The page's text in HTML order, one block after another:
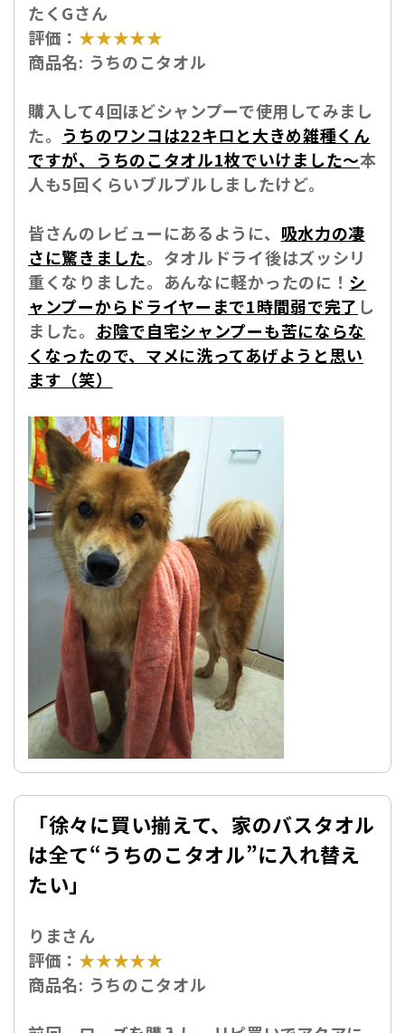
たくGさん
評価： ★★★★★
商品名: うちのこタオル
購入して4回ほどシャンプーで使用してみまし
た。 うちのワンコは22キロと大きめ雑種くん
ですが、うちのこタオル1枚でいけました～本
人も5回くらいブルブルしましたけど。
皆さんのレビューにあるように、 吸水力の凄
さに驚きました。タオルドライ後はズッシリ
重くなりました。あんなに軽かったのに！ シ
ャンプーからドライヤーまで1時間弱で完了 し
ました。 お陰で自宅シャンプーも苦にならな
くなったので、マメに洗ってあげようと思い
ます（笑）
「徐々に買い揃えて、家のバスタオル
は全て“うちのこタオル”に入れ替え
たい」
りまさん
評価： ★★★★★
商品名: うちのこタオル